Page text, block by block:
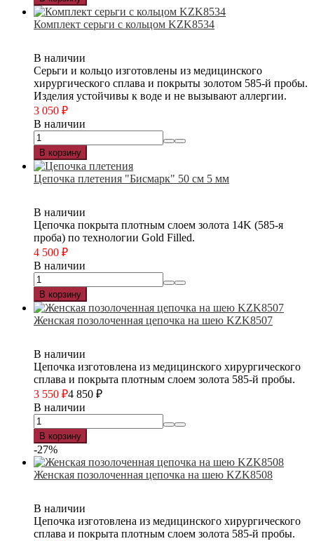
Комплект серьги с кольцом KZK8534
В наличии
Серьги и кольцо изготовлены из медицинского
хирургического сплава и покрыты золотом 585-й пробы.
Изделия устойчивы к воде и не вызывают аллергии.
3 050 ₽
В наличии
В корзину
Цепочка плетения "Бисмарк" 50 см 5 мм
В наличии
Цепочка покрыта плотным слоем золота 14K (585-я
проба) по технологии Gold Filled.
4 500 ₽
В наличии
В корзину
Женская позолоченная цепочка на шею KZK8507
В наличии
Цепочка изготовлена из медицинского хирургического
сплава и покрыта плотным слоем золота 585-й пробы.
3 550 ₽4 850 ₽
В наличии
В корзину
-27%
Женская позолоченная цепочка на шею KZK8508
В наличии
Цепочка изготовлена из медицинского хирургического
сплава и покрыта плотным слоем золота 585-й пробы.